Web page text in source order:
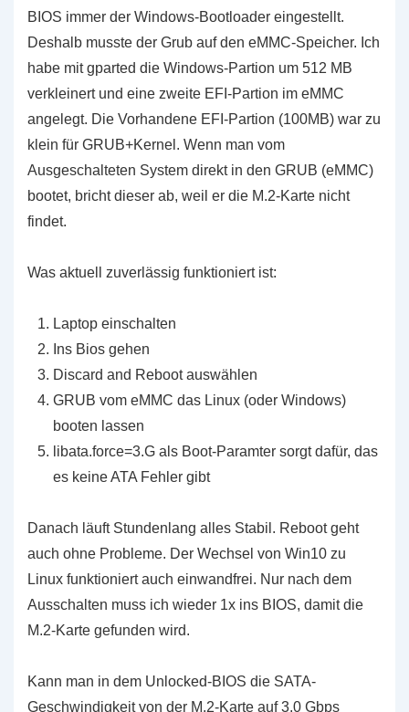
BIOS immer der Windows-Bootloader eingestellt.
Deshalb musste der Grub auf den eMMC-Speicher. Ich
habe mit gparted die Windows-Partion um 512 MB
verkleinert und eine zweite EFI-Partion im eMMC
angelegt. Die Vorhandene EFI-Partion (100MB) war zu
klein für GRUB+Kernel. Wenn man vom
Ausgeschalteten System direkt in den GRUB (eMMC)
bootet, bricht dieser ab, weil er die M.2-Karte nicht
findet.
Was aktuell zuverlässig funktioniert ist:
Laptop einschalten
Ins Bios gehen
Discard and Reboot auswählen
GRUB vom eMMC das Linux (oder Windows)
booten lassen
libata.force=3.G als Boot-Paramter sorgt dafür, das
es keine ATA Fehler gibt
Danach läuft Stundenlang alles Stabil. Reboot geht
auch ohne Probleme. Der Wechsel von Win10 zu
Linux funktioniert auch einwandfrei. Nur nach dem
Ausschalten muss ich wieder 1x ins BIOS, damit die
M.2-Karte gefunden wird.
Kann man in dem Unlocked-BIOS die SATA-
Geschwindigkeit von der M.2-Karte auf 3,0 Gbps